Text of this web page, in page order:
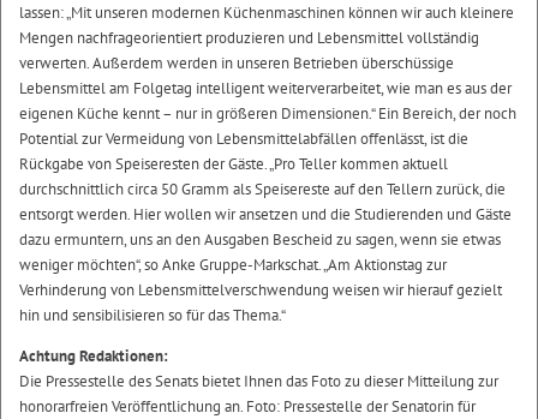
lassen: „Mit unseren modernen Küchenmaschinen können wir auch kleinere
Mengen nachfrageorientiert produzieren und Lebensmittel vollständig
verwerten. Außerdem werden in unseren Betrieben überschüssige
Lebensmittel am Folgetag intelligent weiterverarbeitet, wie man es aus der
eigenen Küche kennt – nur in größeren Dimensionen.“ Ein Bereich, der noch
Potential zur Vermeidung von Lebensmittelabfällen offenlässt, ist die
Rückgabe von Speiseresten der Gäste. „Pro Teller kommen aktuell
durchschnittlich circa 50 Gramm als Speisereste auf den Tellern zurück, die
entsorgt werden. Hier wollen wir ansetzen und die Studierenden und Gäste
dazu ermuntern, uns an den Ausgaben Bescheid zu sagen, wenn sie etwas
weniger möchten“, so Anke Gruppe-Markschat. „Am Aktionstag zur
Verhinderung von Lebensmittelverschwendung weisen wir hierauf gezielt
hin und sensibilisieren so für das Thema.“
Achtung Redaktionen:
Die Pressestelle des Senats bietet Ihnen das Foto zu dieser Mitteilung zur
honorarfreien Veröffentlichung an. Foto: Pressestelle der Senatorin für